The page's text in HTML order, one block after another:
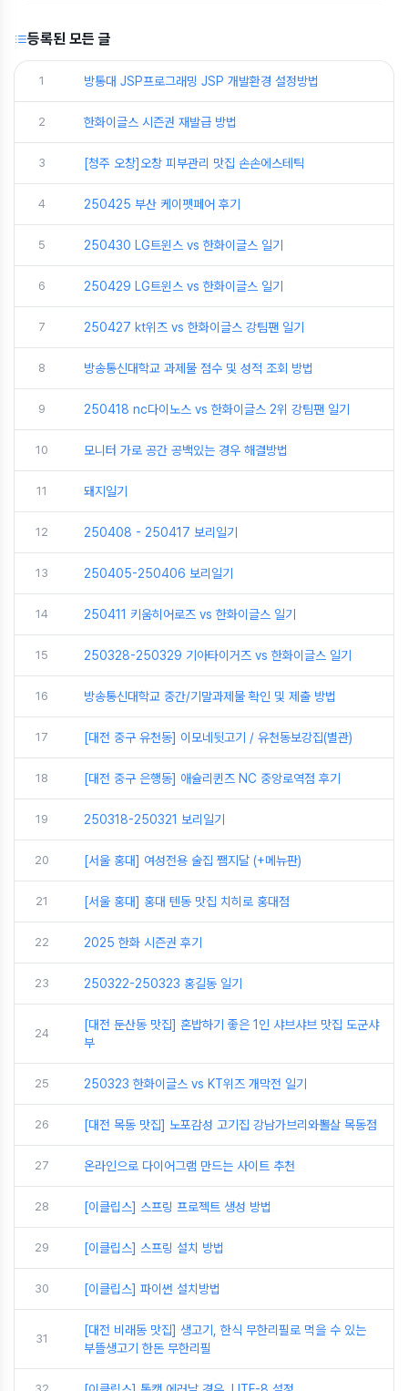
등록된 모든 글
1 방통대 JSP프로그래밍 JSP 개발환경 설정방법
2 한화이글스 시즌권 재발급 방법
3 [청주 오창]오창 피부관리 맛집 손손에스테틱
4 250425 부산 케이펫페어 후기
5 250430 LG트윈스 vs 한화이글스 일기
6 250429 LG트윈스 vs 한화이글스 일기
7 250427 kt위즈 vs 한화이글스 강팀팬 일기
8 방송통신대학교 과제물 점수 및 성적 조회 방법
9 250418 nc다이노스 vs 한화이글스 2위 강팀팬 일기
10 모니터 가로 공간 공백있는 경우 해결방법
11 돼지일기
12 250408 - 250417 보리일기
13 250405-250406 보리일기
14 250411 키움히어로즈 vs 한화이글스 일기
15 250328-250329 기아타이거즈 vs 한화이글스 일기
16 방송통신대학교 중간/기말과제물 확인 및 제출 방법
17 [대전 중구 유천동] 이모네뒷고기 / 유천동보강집(별관)
18 [대전 중구 은행동] 애슐리퀸즈 NC 중앙로역점 후기
19 250318-250321 보리일기
20 [서울 홍대] 여성전용 술집 쨈지달 (+메뉴판)
21 [서울 홍대] 홍대 텐동 맛집 치히로 홍대점
22 2025 한화 시즌권 후기
23 250322-250323 홍길동 일기
24
[대전 둔산동 맛집] 혼밥하기 좋은 1인 샤브샤브 맛집 도군샤
부
25 250323 한화이글스 vs KT위즈 개막전 일기
26 [대전 목동 맛집] 노포감성 고기집 강남가브리와뽈살 목동점
27 온라인으로 다이어그램 만드는 사이트 추천
28 [이클립스] 스프링 프로젝트 생성 방법
29 [이클립스] 스프링 설치 방법
30 [이클립스] 파이썬 설치방법
31
[대전 비래동 맛집] 생고기, 한식 무한리필로 먹을 수 있는
부뜰생고기 한돈 무한리필
32